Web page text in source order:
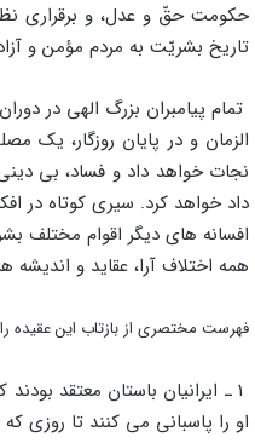
حکومت حقّ و عدل، و برقرارى
تاریخ بشریّت به مردم مؤمن و
تمام پیامبران بزرگ الهى در
الزمان و در پایان روزگار، یک
نجات خواهد داد و فساد، بى
داد خواهد کرد. سیرى کوتاه در
افسانه هاى دیگر اقوام مختلف
همه اختلاف آرا، عقاید و
فهرست مختصرى از بازتاب این عقیده
1 ـ ایرانیان باستان معتقد
او را پاسبانى مى کنند تا روزى